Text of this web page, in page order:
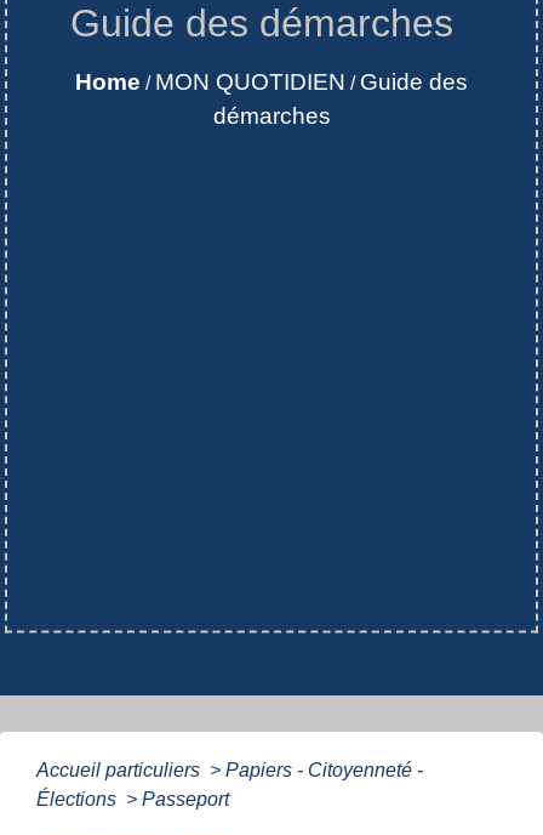
Guide des démarches
Home / MON QUOTIDIEN / Guide des
démarches
Accueil particuliers > Papiers - Citoyenneté -
Élections > Passeport